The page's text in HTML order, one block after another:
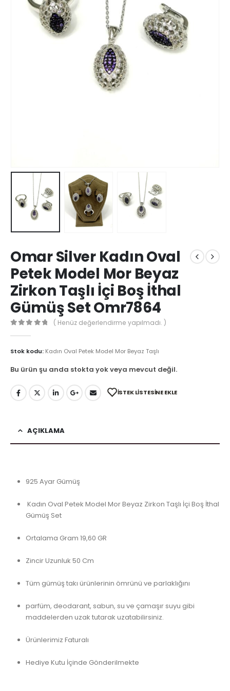
Omar Silver Kadın Oval
Petek Model Mor Beyaz
Zirkon Taşlı İçi Boş İthal
Gümüş Set Omr7864
( Henüz değerlendirme yapılmadı. )
Stok kodu: Kadın Oval Petek Model Mor Beyaz Taşlı
Bu ürün şu anda stokta yok veya mevcut değil.
İSTEK LISTESINE EKLE
AÇIKLAMA
925 Ayar Gümüş
Kadın Oval Petek Model Mor Beyaz Zirkon Taşlı İçi Boş İthal
Gümüş Set
Ortalama Gram 19,60 GR
Zincir Uzunluk 50 Cm
Tüm gümüş takı ürünlerinin ömrünü ve parlaklığını
parfüm, deodarant, sabun, su ve çamaşır suyu gibi
maddelerden uzak tutarak uzatabilirsiniz.
Ürünlerimiz Faturalı
Hediye Kutu İçinde Gönderilmekte